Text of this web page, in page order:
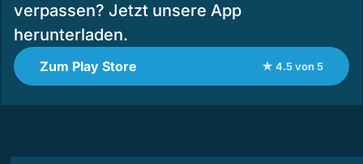
verpassen? Jetzt unsere App
herunterladen.
Zum Play Store ★ 4.5 von 5